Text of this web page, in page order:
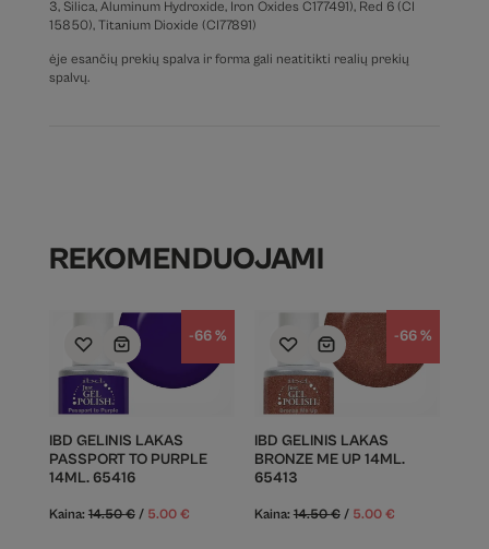
3, Silica, Aluminum Hydroxide, Iron Oxides C177491), Red 6 (CI
15850), Titanium Dioxide (CI77891)
ėje esančių prekių spalva ir forma gali neatitikti realių prekių
spalvų.
REKOMENDUOJAMI
-66 %
IBD GELINIS LAKAS
PASSPORT TO PURPLE
14ML. 65416
Kaina: 14.50€ / 5.00 €
-66 %
IBD GELINIS LAKAS
BRONZE ME UP 14ML.
65413
Kaina:14.50€ / 5.00 €